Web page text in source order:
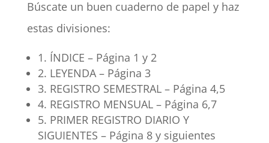
Búscate un buen cuaderno de papel y haz
estas divisiones:
1. ÍNDICE – Página 1 y 2
2. LEYENDA – Página 3
3. REGISTRO SEMESTRAL – Página 4,5
4. REGISTRO MENSUAL – Página 6,7
5. PRIMER REGISTRO DIARIO Y
SIGUIENTES – Página 8 y siguientes